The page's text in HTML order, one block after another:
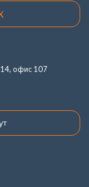
офис 107